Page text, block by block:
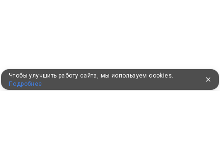
Чтобы улучшить работу сайта, мы используем cookies.
Подробнее